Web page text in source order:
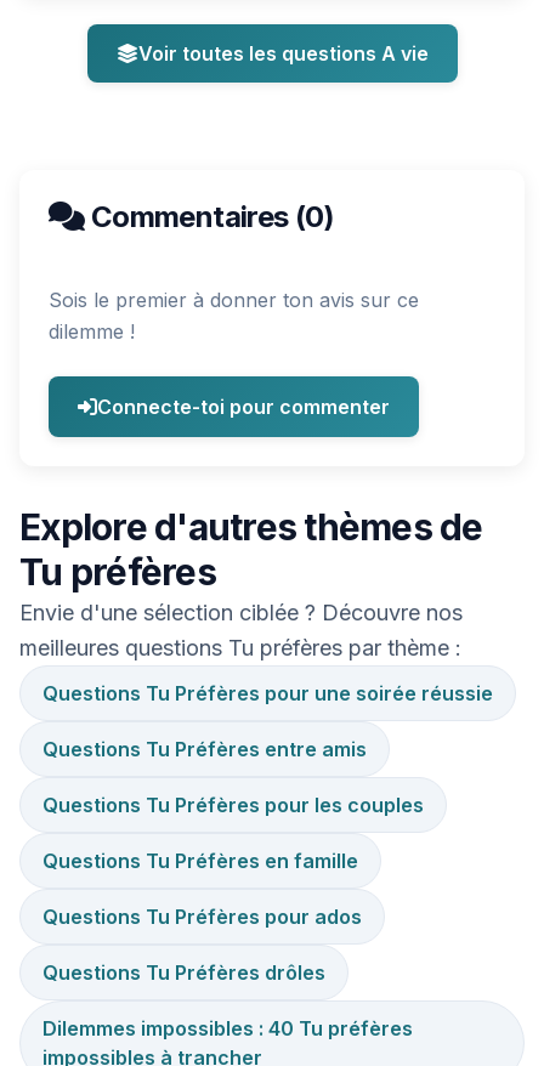
Voir toutes les questions A vie
Commentaires (0)
Sois le premier à donner ton avis sur ce
dilemme !
Connecte-toi pour commenter
Explore d'autres thèmes de
Tu préfères
Envie d'une sélection ciblée ? Découvre nos
meilleures questions Tu préfères par thème :
Questions Tu Préfères pour une soirée réussie
Questions Tu Préfères entre amis
Questions Tu Préfères pour les couples
Questions Tu Préfères en famille
Questions Tu Préfères pour ados
Questions Tu Préfères drôles
Dilemmes impossibles : 40 Tu préfères
impossibles à trancher